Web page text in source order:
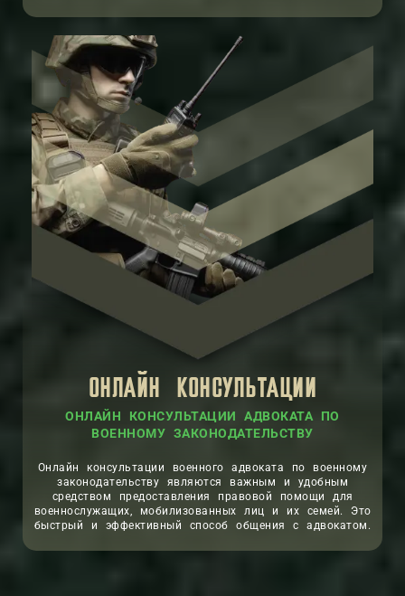
ОНЛАЙН КОНСУЛЬТАЦИИ
ОНЛАЙН КОНСУЛЬТАЦИИ АДВОКАТА ПО
ВОЕННОМУ ЗАКОНОДАТЕЛЬСТВУ
Онлайн консультации военного адвоката по военному
законодательству являются важным и удобным
средством предоставления правовой помощи для
военнослужащих, мобилизованных лиц и их семей. Это
быстрый и эффективный способ общения с адвокатом.